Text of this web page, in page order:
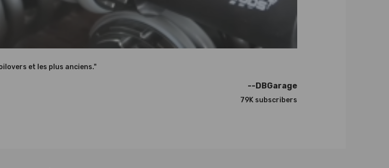
incluse)
et respecter les réglementations locales applicables en matière de modification des
et les plus anciens."
--DBGarage
79K subscribers